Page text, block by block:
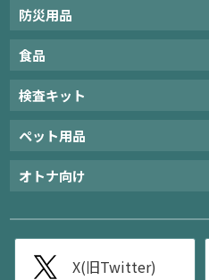
防災用品
食品
検査キット
ペット用品
オトナ向け
X(旧Twitter)